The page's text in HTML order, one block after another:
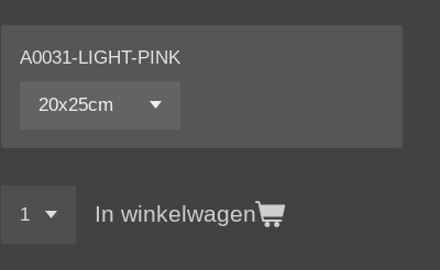
A0031-LIGHT-PINK
In winkelwagen